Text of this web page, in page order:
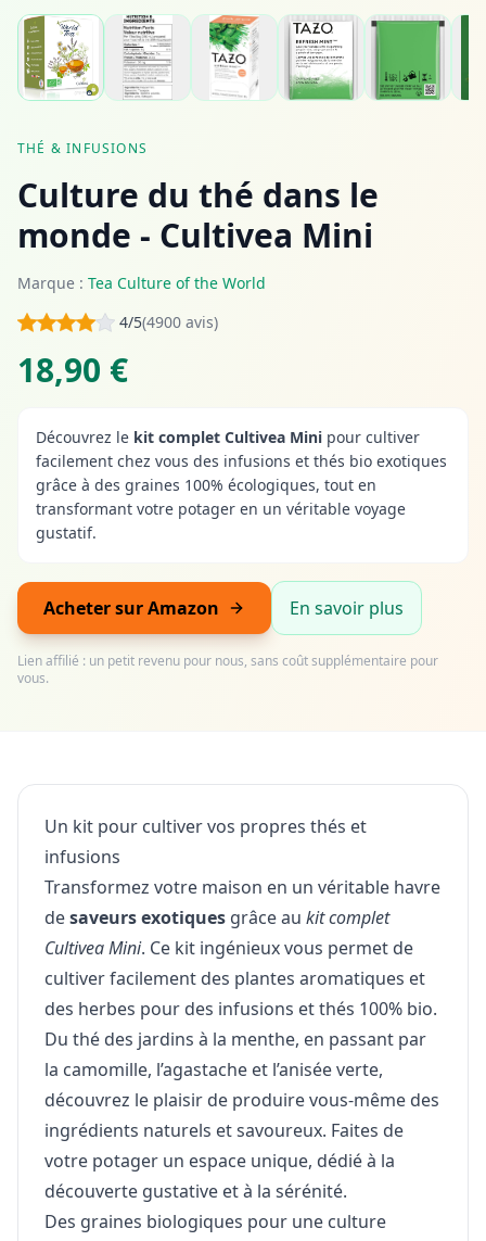
THÉ & INFUSIONS
Culture du thé dans le
monde - Cultivea Mini
Marque : Tea Culture of the World
4/5(4900 avis)
18,90 €
Découvrez le kit complet Cultivea Mini pour cultiver
facilement chez vous des infusions et thés bio exotiques
grâce à des graines 100% écologiques, tout en
transformant votre potager en un véritable voyage
gustatif.
Acheter sur Amazon En savoir plus
Lien affilié : un petit revenu pour nous, sans coût supplémentaire pour
vous.
Un kit pour cultiver vos propres thés et
infusions
Transformez votre maison en un véritable havre
desaveurs exotiques grâce au kit complet
Cultivea Mini. Ce kit ingénieux vous permet de
cultiver facilement des plantes aromatiques et
des herbes pour des infusions et thés 100% bio.
Du thé des jardins à la menthe, en passant par
la camomille, l’agastache et l’anisée verte,
découvrez le plaisir de produire vous-même des
ingrédients naturels et savoureux. Faites de
votre potager un espace unique, dédié à la
découverte gustative et à la sérénité.
Des graines biologiques pour une culture